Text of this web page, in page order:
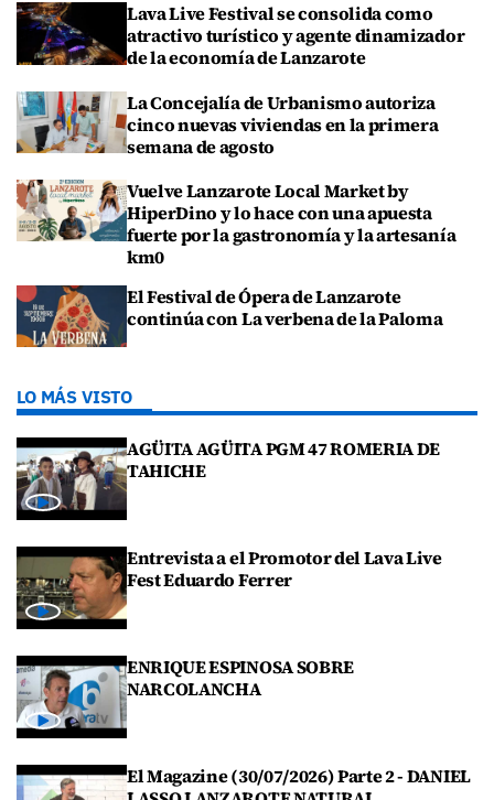
Lava Live Festival se consolida como
atractivo turístico y agente dinamizador
de la economía de Lanzarote
La Concejalía de Urbanismo autoriza
cinco nuevas viviendas en la primera
semana de agosto
Vuelve Lanzarote Local Market by
HiperDino y lo hace con una apuesta
fuerte por la gastronomía y la artesanía
km0
El Festival de Ópera de Lanzarote
continúa con La verbena de la Paloma
LO MÁS VISTO
AGÜITA AGÜITA PGM 47 ROMERIA DE
TAHICHE
Entrevista a el Promotor del Lava Live
Fest Eduardo Ferrer
ENRIQUE ESPINOSA SOBRE
NARCOLANCHA
El Magazine (30/07/2026) Parte 2 - DANIEL